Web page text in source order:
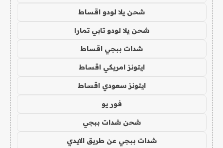
شحن يلا لودو اقساط
شحن يلا لودو تابي تمارا
شدات ببجي اقساط
ايتونز امريكي اقساط
ايتونز سعودي اقساط
فور يو
شحن شدات ببجي
شدات ببجي عن طريق الايدي